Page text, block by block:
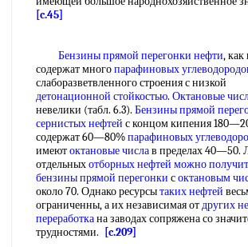
[c.45]
Бензины прямой перегонки нефти, как
содержат многопарафиновых
слаборазветвленного строения с низкой
детонационной стойкостью. Октановые
невелики (табл. 6.3). Бензины прямой
сернистых нефтей с концом кипения
содержат 60—80%парафиновых
имеютоктановые числав пределах 40—50.
отдельныхотборных нефтей можно
бензины прямой перегонки соктановым
около 70. Однако ресурсытаких нефтей
ограниченны, а их независимая отдругих
переработкана заводах сопряжена со
трудностями.
[c.209]